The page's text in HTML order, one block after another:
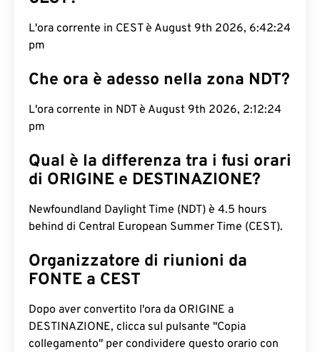
L'ora corrente in CEST è August 9th 2026, 6:42:25
pm
Che ora è adesso nella zona NDT?
L'ora corrente in NDT è August 9th 2026, 2:12:25
pm
Qual è la differenza tra i fusi orari
di ORIGINE e DESTINAZIONE?
Newfoundland Daylight Time (NDT) è 4.5 hours
behind di Central European Summer Time (CEST).
Organizzatore di riunioni da
FONTE a CEST
Dopo aver convertito l'ora da ORIGINE a
DESTINAZIONE, clicca sul pulsante "Copia
collegamento" per condividere questo orario con